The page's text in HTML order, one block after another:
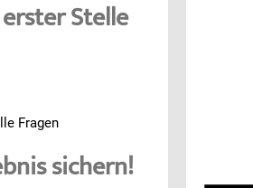
Stelle
Fragen
sichern!